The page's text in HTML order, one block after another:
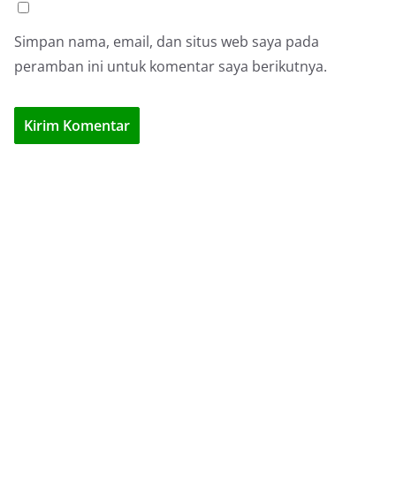
Simpan nama, email, dan situs web saya pada
peramban ini untuk komentar saya berikutnya.